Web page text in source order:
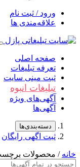
ورود / ثبت نام
علاقه‌مندی ها
صفحه اصلی
تعرفه تبلیغات
ثبت مینی سایت
تبلیغات انبوه
آگهی‌های ویژه
آگهی‌ها
دسته‌بندی‌ها
ثبت اگهی رایگان
خانه / محصولات